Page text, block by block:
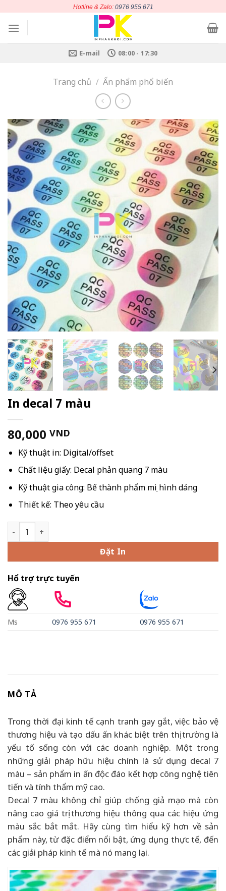
nội
dung
Hotline & Zalo: 0976 955 671
E-mail 08:00 - 17:30
Trang chủ / Ấn phẩm phổ biến
In decal 7 màu
80,000 VND
Kỹ thuật in: Digital/offset
Chất liệu giấy: Decal phản quang 7 màu
Kỹ thuật gia công: Bế thành phẩm mọi hình dáng
Thiết kế: Theo yêu cầu
In decal 7 màu số lượng
Đặt In
Hổ trợ trực tuyến
Ms 0976 955 671 0976 955 671
MÔ TẢ
Trong thời đại kinh tế cạnh tranh gay gắt, việc bảo vệ
thương hiệu và tạo dấu ấn khác biệt trên thị trường là
yếu tố sống còn với các doanh nghiệp. Một trong
những giải pháp hữu hiệu chính là sử dụng decal 7
màu – sản phẩm in ấn độc đáo kết hợp công nghệ tiên
tiến và tính thẩm mỹ cao.
Decal 7 màu không chỉ giúp chống giả mạo mà còn
nâng cao giá trị thương hiệu thông qua các hiệu ứng
màu sắc bắt mắt. Hãy cùng tìm hiểu kỹ hơn về sản
phẩm này, từ đặc điểm nổi bật, ứng dụng thực tế, đến
các giải pháp kinh tế mà nó mang lại.